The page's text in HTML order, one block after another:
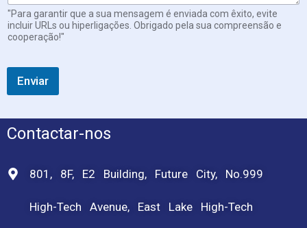
"Para garantir que a sua mensagem é enviada com êxito, evite
incluir URLs ou hiperligações. Obrigado pela sua compreensão e
cooperação!"
Enviar
Contactar-nos
801, 8F, E2 Building, Future City, No.999
High-Tech Avenue, East Lake High-Tech